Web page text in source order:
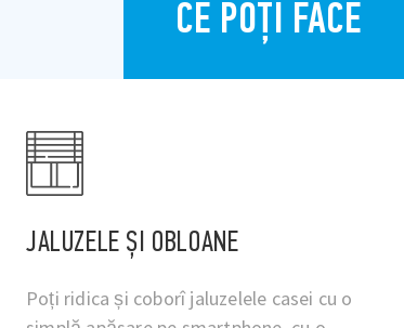
CE POȚI FACE
CLIMATIZARE
Controlează și programează temperatura
casei tale și monitorizează consumul de